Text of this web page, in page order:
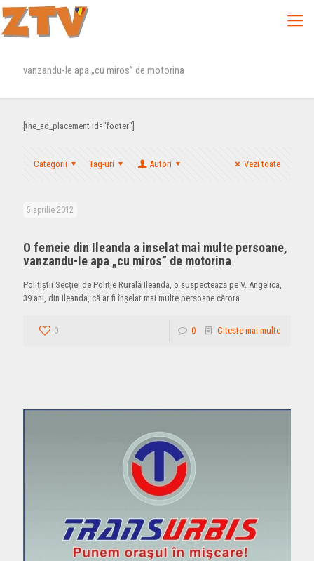
vanzandu-le apa „cu miros” de motorina
[the_ad_placement id="footer"]
Categorii Tag-uri Autori Vezi toate
5 aprilie 2012
O femeie din Ileanda a inselat mai multe persoane,
vanzandu-le apa „cu miros” de motorina
Poliţiştii Secţiei de Poliţie Rurală Ileanda, o suspectează pe V. Angelica,
39 ani, din Ileanda, că ar fi înşelat mai multe persoane cărora
0 0 Citeste mai multe